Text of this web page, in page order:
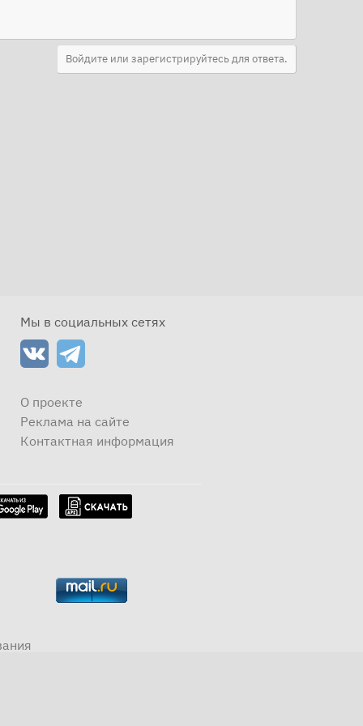
Войдите или зарегистрируйтесь для ответа.
Мы в социальных сетях
О проекте
Реклама на сайте
Контактная информация